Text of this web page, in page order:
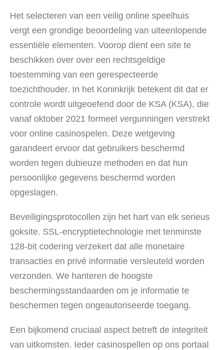
Het selecteren van een veilig online speelhuis
vergt een grondige beoordeling van uiteenlopende
essentiële elementen. Voorop dient een site te
beschikken over over een rechtsgeldige
toestemming van een gerespecteerde
toezichthouder. In het Koninkrijk betekent dit dat er
controle wordt uitgeoefend door de KSA (KSA), die
vanaf oktober 2021 formeel vergunningen verstrekt
voor online casinospelen. Deze wetgeving
garandeert ervoor dat gebruikers beschermd
worden tegen dubieuze methoden en dat hun
persoonlijke gegevens beschermd worden
opgeslagen.
Beveiligingsprotocollen zijn het hart van elk serieus
goksite. SSL-encryptietechnologie met tenminste
128-bit codering verzekert dat alle monetaire
transacties en privé informatie versleuteld worden
verzonden. We hanteren de hoogste
beschermingsstandaarden om je informatie te
beschermen tegen ongeautoriseerde toegang.
Een bijkomend cruciaal aspect betreft de integriteit
van uitkomsten. Ieder casinospellen op ons portaal